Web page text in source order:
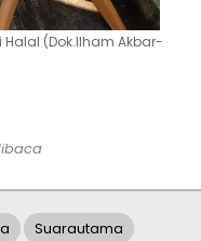
Halal (Dok.Ilham Akbar-
Suarautama